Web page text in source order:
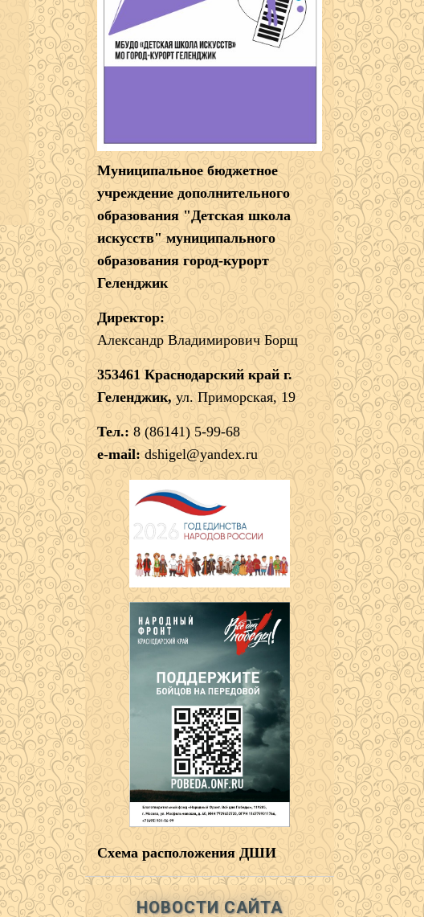
Муниципальное бюджетное
учреждение дополнительного
образования "Детская школа
искусств" муниципального
образования город-курорт
Геленджик
Директор:
Александр Владимирович Борщ
353461 Краснодарский край г.
Геленджик, ул. Приморская, 19
Тел.: 8 (86141) 5-99-68
e-mail: dshigel@yandex.ru
Схема расположения ДШИ
НОВОСТИ САЙТА